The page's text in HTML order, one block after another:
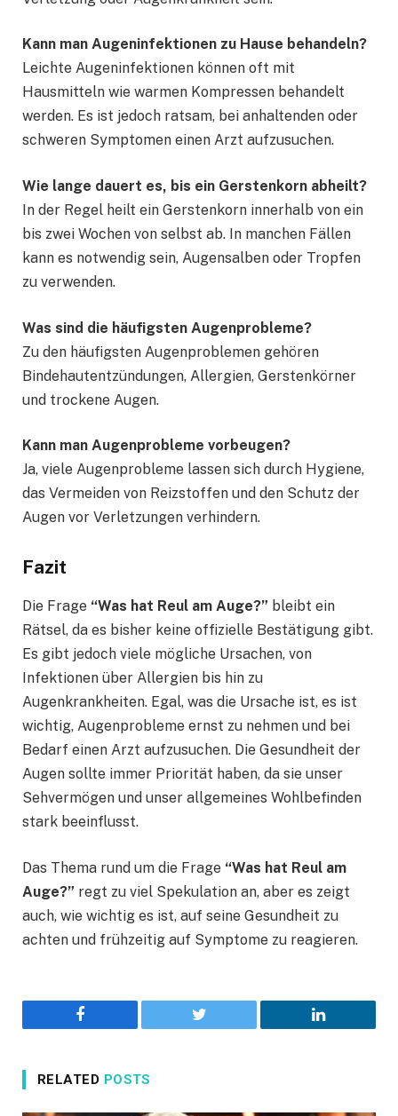
Kann man Augeninfektionen zu Hause behandeln?
Leichte Augeninfektionen können oft mit
Hausmitteln wie warmen Kompressen behandelt
werden. Es ist jedoch ratsam, bei anhaltenden oder
schweren Symptomen einen Arzt aufzusuchen.
Wie lange dauert es, bis ein Gerstenkorn abheilt?
In der Regel heilt ein Gerstenkorn innerhalb von ein
bis zwei Wochen von selbst ab. In manchen Fällen
kann es notwendig sein, Augensalben oder Tropfen
zu verwenden.
Was sind die häufigsten Augenprobleme?
Zu den häufigsten Augenproblemen gehören
Bindehautentzündungen, Allergien, Gerstenkörner
und trockene Augen.
Kann man Augenprobleme vorbeugen?
Ja, viele Augenprobleme lassen sich durch Hygiene,
das Vermeiden von Reizstoffen und den Schutz der
Augen vor Verletzungen verhindern.
Fazit
Die Frage “Was hat Reul am Auge?” bleibt ein
Rätsel, da es bisher keine offizielle Bestätigung gibt.
Es gibt jedoch viele mögliche Ursachen, von
Infektionen über Allergien bis hin zu
Augenkrankheiten. Egal, was die Ursache ist, es ist
wichtig, Augenprobleme ernst zu nehmen und bei
Bedarf einen Arzt aufzusuchen. Die Gesundheit der
Augen sollte immer Priorität haben, da sie unser
Sehvermögen und unser allgemeines Wohlbefinden
stark beeinflusst.
Das Thema rund um die Frage “Was hat Reul am
Auge?” regt zu viel Spekulation an, aber es zeigt
auch, wie wichtig es ist, auf seine Gesundheit zu
achten und frühzeitig auf Symptome zu reagieren.
Facebook Twitter LinkedIn
RELATED POSTS